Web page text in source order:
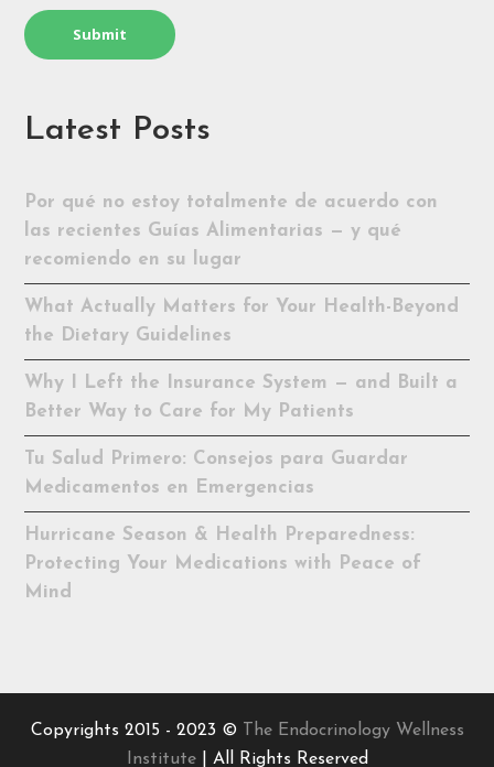
Latest Posts
Por qué no estoy totalmente de acuerdo con
las recientes Guías Alimentarias — y qué
recomiendo en su lugar
What Actually Matters for Your Health-Beyond
the Dietary Guidelines
Why I Left the Insurance System — and Built a
Better Way to Care for My Patients
Tu Salud Primero: Consejos para Guardar
Medicamentos en Emergencias
Hurricane Season & Health Preparedness:
Protecting Your Medications with Peace of
Mind
Copyrights 2015 - 2023 ©
The Endocrinology Wellness
Institute| All Rights Reserved